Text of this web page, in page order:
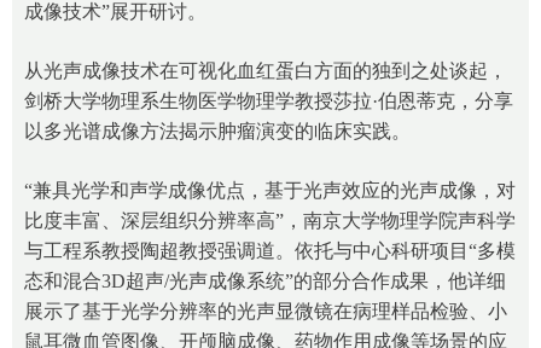
成像技术”展开研讨。
从光声成像技术在可视化血红蛋白方面的独到之处谈起，
剑桥大学物理系生物医学物理学教授莎拉·伯恩蒂克，分享
以多光谱成像方法揭示肿瘤演变的临床实践。
“兼具光学和声学成像优点，基于光声效应的光声成像，对
比度丰富、深层组织分辨率高”，南京大学物理学院声科学
与工程系教授陶超教授强调道。依托与中心科研项目“多模
态和混合3D超声/光声成像系统”的部分合作成果，他详细
展示了基于光学分辨率的光声显微镜在病理样品检验、小
鼠耳微血管图像、开颅脑成像、药物作用成像等场景的应